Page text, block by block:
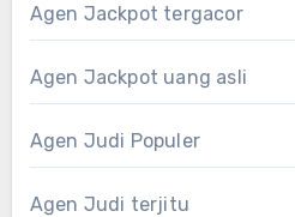
Agen Jackpot tergacor
Agen Jackpot uang asli
Agen Judi Populer
Agen Judi terjitu